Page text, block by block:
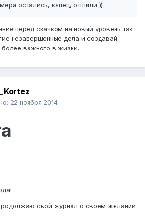
остались, капец, отшили ))
перед скачком на новый уровень так
незавершенные дела и создавай
более важного в жизни.
22 ноября 2014
свой журнал о своем желании